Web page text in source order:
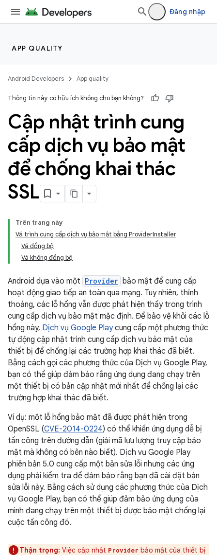
Đăng nhập
APP QUALITY
Android Developers App quality
Thông tin này có hữu ích không cho bạn không?
Cập nhật trình cung
cấp dịch vụ bảo mật
để chống khai thác
SSL
Trên trang này
Vá trình cung cấp dịch vụ bảo mật bằng ProviderInstaller
Vá đồng bộ
Vá không đồng bộ
Android dựa vào một Provider bảo mật để cung cấp
hoạt động giao tiếp an toàn qua mạng. Tuy nhiên, thỉnh
thoảng, các lỗ hổng vẫn được phát hiện thấy trong trình
cung cấp dịch vụ bảo mật mặc định. Để bảo vệ khỏi các lỗ
hổng này, Dịch vụ Google Playcung cấp một phương thức
tự động cập nhật trình cung cấp dịch vụ bảo mật của
thiết bị để chống lại các trường hợp khai thác đã biết.
Bằng cách gọi các phương thức của Dịch vụ Google Play,
bạn có thể giúp đảm bảo rằng ứng dụng đang chạy trên
một thiết bị có bản cập nhật mới nhất để chống lại các
trường hợp khai thác đã biết.
Ví dụ: một lỗ hổng bảo mật đã được phát hiện trong
OpenSSL (CVE-2014-0224) có thể khiến ứng dụng dễ bị
tấn công trên đường dẫn (giải mã lưu lượng truy cập bảo
mật mà không có bên nào biết). Dịch vụ Google Play
phiên bản 5.0 cung cấp một bản sửa lỗi nhưng các ứng
dụng phải kiểm tra để đảm bảo rằng bạn đã cài đặt bản
sửa lỗi này. Bằng cách sử dụng các phương thức của Dịch
vụ Google Play, bạn có thể giúp đảm bảo ứng dụng của
mình đang chạy trên một thiết bị được bảo mật chống lại
cuộc tấn công đó.
Thận trọng: Việc cập nhật Provider bảo mật của thiết bị